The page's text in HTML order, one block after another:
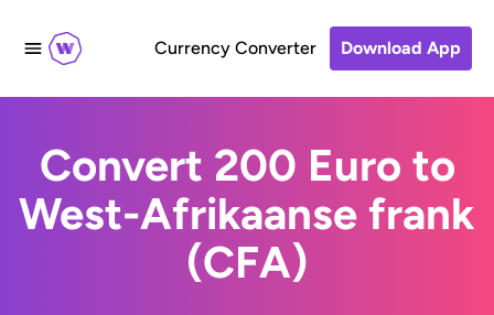
Currency Converter Download App
Convert 200 Euro to
West-Afrikaanse frank
(CFA)